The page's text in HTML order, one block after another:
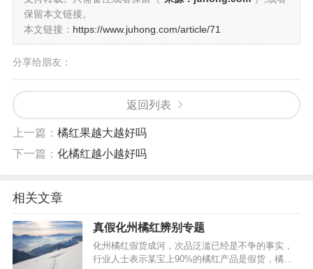
保留本文链接。
本文链接： https://www.juhong.com/article/71
分享给朋友：
返回列表
上一篇： 橘红果越大越好吗
下一篇： 化橘红越小越好吗
相关文章
真假化州橘红辨别专题
化州橘红假货成河，次品泛滥已经是不争的事实，
行业人士表示某宝上90%的橘红产品是假货，橘红